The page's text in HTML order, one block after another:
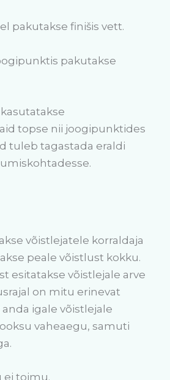
pakutakse finišis vett.
pakutakse
topse nii joogipunktides
tuleb tagastada eraldi
võistlejatele korraldaja
peale võistlust kokku.
esitatakse võistlejale arve
on mitu erinevat
igale võistlejale
vaheaegu, samuti
ei toimu.